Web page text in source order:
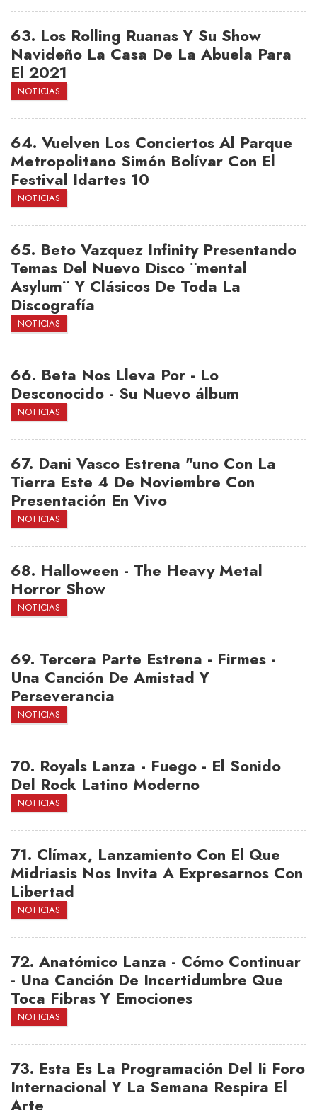
63. Los Rolling Ruanas Y Su Show
Navideño La Casa De La Abuela Para
El 2021
NOTICIAS
64. Vuelven Los Conciertos Al Parque
Metropolitano Simón Bolívar Con El
Festival Idartes 10
NOTICIAS
65. Beto Vazquez Infinity Presentando
Temas Del Nuevo Disco ¨mental
Asylum¨ Y Clásicos De Toda La
Discografía
NOTICIAS
66. Beta Nos Lleva Por - Lo
Desconocido - Su Nuevo álbum
NOTICIAS
67. Dani Vasco Estrena "uno Con La
Tierra Este 4 De Noviembre Con
Presentación En Vivo
NOTICIAS
68. Halloween - The Heavy Metal
Horror Show
NOTICIAS
69. Tercera Parte Estrena - Firmes -
Una Canción De Amistad Y
Perseverancia
NOTICIAS
70. Royals Lanza - Fuego - El Sonido
Del Rock Latino Moderno
NOTICIAS
71. Clímax, Lanzamiento Con El Que
Midriasis Nos Invita A Expresarnos Con
Libertad
NOTICIAS
72. Anatómico Lanza - Cómo Continuar
- Una Canción De Incertidumbre Que
Toca Fibras Y Emociones
NOTICIAS
73. Esta Es La Programación Del Ii Foro
Internacional Y La Semana Respira El
Arte